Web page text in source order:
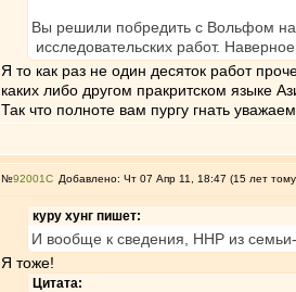
Вы решили побредить с Вольфом
исследовательских работ.
Я то как раз не один десяток работ
каких либо другом пракритском языке
Так что полноте вам пургу гнать
№92001 Добавлено: Чт 07 Апр 11, 18:47 (15 лет
куру хунг пишет:
И вообще к сведения, ННР из семьи-
Я тоже!
Цитата: